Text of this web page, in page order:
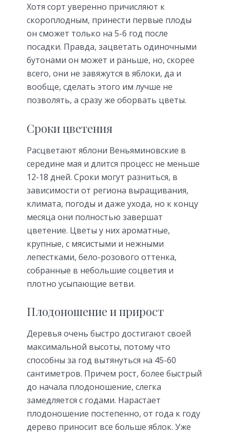
Хотя сорт уверенно причисляют к
скороплодным, принести первые плоды
он сможет только на 5-6 год после
посадки. Правда, зацветать одиночными
бутонами он может и раньше, но, скорее
всего, они не завяжутся в яблоки, да и
вообще, сделать этого им лучше не
позволять, а сразу же оборвать цветы.
Сроки цветения
Расцветают яблони Веньяминовские в
середине мая и длится процесс не меньше
12-18 дней. Сроки могут разниться, в
зависимости от региона выращивания,
климата, погоды и даже ухода, но к концу
месяца они полностью завершат
цветение. Цветы у них ароматные,
крупные, с мясистыми и нежными
лепестками, бело-розового оттенка,
собранные в небольшие соцветия и
плотно усыпающие ветви.
Плодоношение и прирост
Деревья очень быстро достигают своей
максимальной высоты, потому что
способны за год вытянуться на 45-60
сантиметров. Причем рост, более быстрый
до начала плодоношение, слегка
замедляется с годами. Нарастает
плодоношение постепенно, от года к году
дерево приносит все больше яблок. Уже